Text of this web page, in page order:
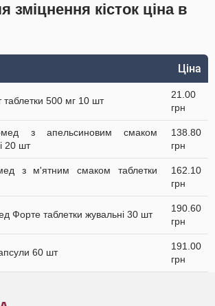
зміцнення кісток ціна в
Ціна
таблетки 500 мг 10 шт
21.00
грн
з апельсиновим смаком
20 шт
138.80
грн
з м'ятним смаком таблетки
162.10
грн
Форте таблетки жувальні 30 шт
190.60
грн
60 шт
191.00
грн